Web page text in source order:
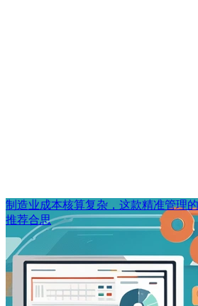
制造业成本核算复杂，这款精准管理
推荐合思